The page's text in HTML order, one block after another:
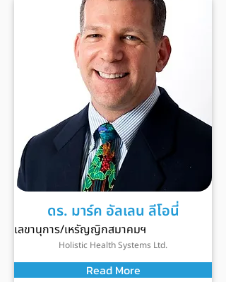
ดร. มาร์ค อัลเลน ลีโอนี่
เลขานุการ/เหรัญญิกสมาคมฯ
Holistic Health Systems Ltd.
Read More